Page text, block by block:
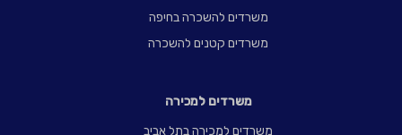
משרדים להשכרה בחיפה
משרדים קטנים להשכרה
משרדים למכירה
משרדים למכירה בתל אביב